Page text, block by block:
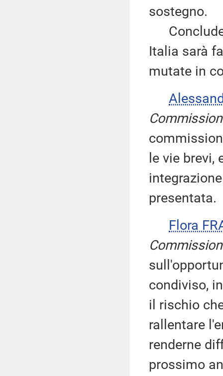
sostegno.
Conclude
Italia sarà
mutate in
le vie
presentata.
Flora
condiviso,
il rischio
rallentare
renderne
prossimo